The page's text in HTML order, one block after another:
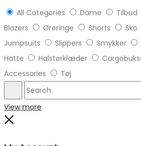
All Categories Dame Tilbud
Blazers
Øreringe Shorts Sko
Jumpsuits
Slippers Smykker
Hatte
Halstørklæder
Accessories
Tøj
Search
View more